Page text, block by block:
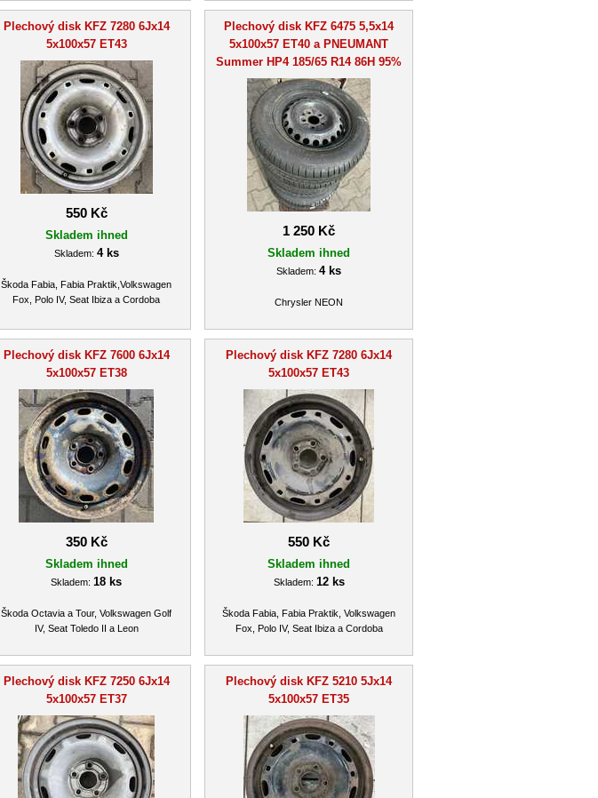
Plechový disk KFZ 7280 6Jx14
5x100x57 ET43
550 Kč
Skladem ihned
Skladem: 4 ks
Škoda Fabia, Fabia Praktik,Volkswagen
Fox, Polo IV, Seat Ibiza a Cordoba
Plechový disk KFZ 6475 5,5x14
5x100x57 ET40 a PNEUMANT
Summer HP4 185/65 R14 86H 95%
1 250 Kč
Skladem ihned
Skladem: 4 ks
Chrysler NEON
Plechový disk KFZ 7600 6Jx14
5x100x57 ET38
350 Kč
Skladem ihned
Skladem: 18 ks
Škoda Octavia a Tour, Volkswagen Golf
IV, Seat Toledo II a Leon
Plechový disk KFZ 7280 6Jx14
5x100x57 ET43
550 Kč
Skladem ihned
Skladem: 12 ks
Škoda Fabia, Fabia Praktik, Volkswagen
Fox, Polo IV, Seat Ibiza a Cordoba
Plechový disk KFZ 7250 6Jx14
5x100x57 ET37
Plechový disk KFZ 5210 5Jx14
5x100x57 ET35